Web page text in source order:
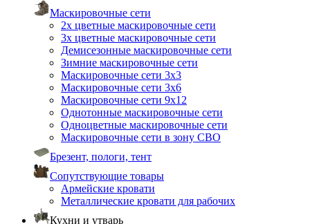
Маскировочные сети
2х цветные маскировочные сети
3х цветные маскировочные сети
Демисезонные маскировочные сети
Зимние маскировочные сети
Маскировочные сети 3х3
Маскировочные сети 3х6
Маскировочные сети 9х12
Однотонные маскировочные сети
Одноцветные маскировочные сети
Маскировочные сети в зону СВО
Брезент, пологи, тент
Сопутствующие товары
Армейские кровати
Металлические кровати для рабочих
Кухни и утварь